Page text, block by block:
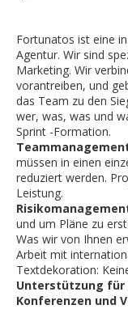
Fortunatos ist eine
Agentur. Wir sind
Marketing. Wir
vorantreiben, und
das Team zu den
wer, was, was und
Sprint -Formation.
müssen in einen
reduziert werden.
Leistung.
und um Pläne zu
Was wir von Ihnen
Arbeit mit
Textdekoration:
Unterstützung für
Konferenzen und